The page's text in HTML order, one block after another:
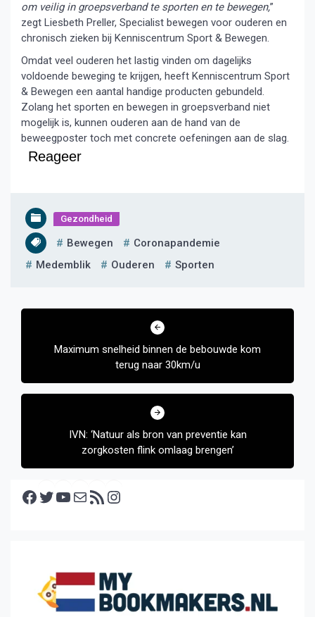
om veilig in groepsverband te sporten en te bewegen,”
zegt Liesbeth Preller, Specialist bewegen voor ouderen en
chronisch zieken bij Kenniscentrum Sport & Bewegen.
Omdat veel ouderen het lastig vinden om dagelijks
voldoende beweging te krijgen, heeft Kenniscentrum Sport
& Bewegen een aantal handige producten gebundeld.
Zolang het sporten en bewegen in groepsverband niet
mogelijk is, kunnen ouderen aan de hand van de
beweegposter toch met concrete oefeningen aan de slag.
Reageer
Gezondheid
Bewegen
Coronapandemie
Medemblik
Ouderen Sporten
Bericht
Maximum snelheid binnen de bebouwde kom
terug naar 30km/u
IVN: ‘Natuur als bron van preventie kan
zorgkosten flink omlaag brengen’
Facebook Twitter YouTube E-mail RSS feed